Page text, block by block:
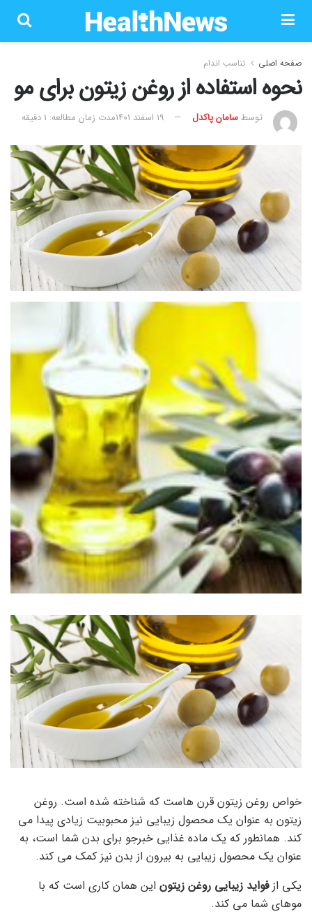
صفحه اصلی تناسب اندام
نحوه استفاده از روغن زیتون برای مو
توسطسامان پاکدل ۱۹ اسفند ۱۴۰۱ مدت زمان مطالعه: 1 دقیقه
خواص روغن زیتون قرن هاست که شناخته شده است. روغن
زیتون به عنوان یک محصول زیبایی نیز محبوبیت زیادی پیدا می
کند. همانطور که یک ماده غذایی خبرجو برای بدن شما است، به
عنوان یک محصول زیبایی به بیرون از بدن نیز کمک می کند.
یکی ازفواید زیبایی روغن زیتون این همان کاری است که با
موهای شما می کند.